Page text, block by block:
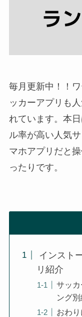
毎月更新中！！
ッカーアプリも
れています。本
ル率が高い人気
マホアプリだと
ったりです。
インスト
リ紹介
サッ
ング
おわり